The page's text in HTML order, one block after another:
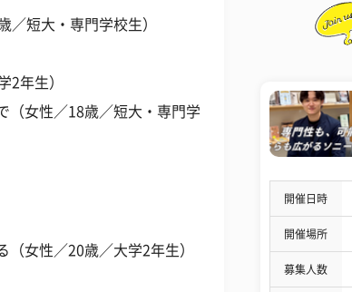
／短大・専門学校生）
2年生）
（女性／18歳／短大・専門学
（女性／20歳／大学2年生）
開催日時
開催場所
募集人数